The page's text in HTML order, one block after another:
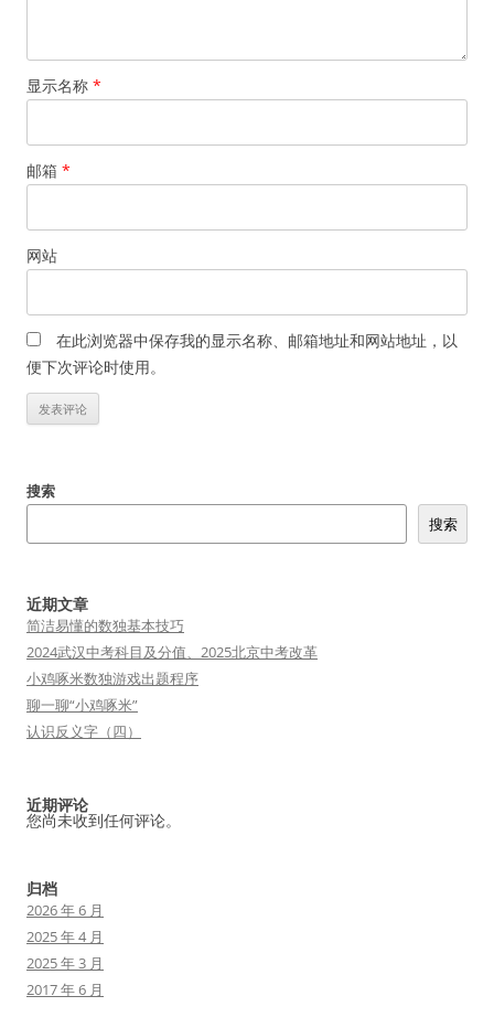
显示名称 *
邮箱 *
网站
在此浏览器中保存我的显示名称、邮箱地址和网站地址，以
便下次评论时使用。
搜索
搜索
近期文章
简洁易懂的数独基本技巧
2024武汉中考科目及分值、2025北京中考改革
小鸡啄米数独游戏出题程序
聊一聊“小鸡啄米”
认识反义字（四）
近期评论
您尚未收到任何评论。
归档
2026 年 6 月
2025 年 4 月
2025 年 3 月
2017 年 6 月